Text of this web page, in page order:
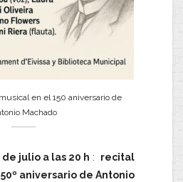
en el 150 aniversario de
Machado
julio a las 20 h : recital
aniversario de Antonio